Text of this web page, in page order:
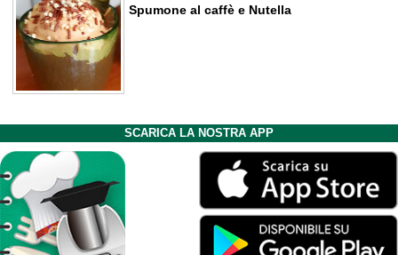
Spumone al caffè e Nutella
SCARICA LA NOSTRA APP